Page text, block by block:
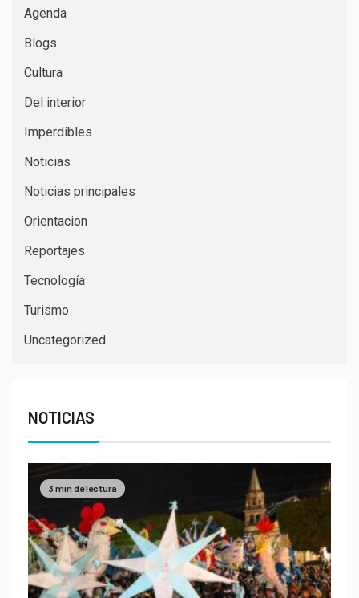
Agenda
Blogs
Cultura
Del interior
Imperdibles
Noticias
Noticias principales
Orientacion
Reportajes
Tecnología
Turismo
Uncategorized
NOTICIAS
3 min de lectura